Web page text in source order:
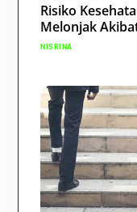
Risiko
Melonjak
NISRINA